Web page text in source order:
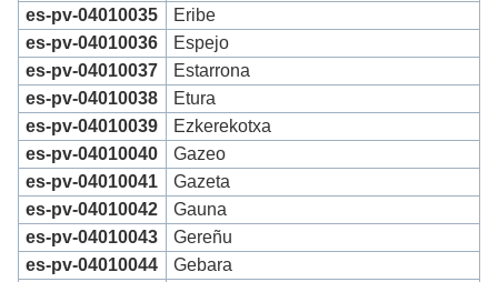
es-pv-04010035
Eribe
es-pv-04010036
Espejo
es-pv-04010037
Estarrona
es-pv-04010038
Etura
es-pv-04010039
Ezkerekotxa
es-pv-04010040
Gazeo
es-pv-04010041
Gazeta
es-pv-04010042
Gauna
es-pv-04010043
Gereñu
es-pv-04010044
Gebara